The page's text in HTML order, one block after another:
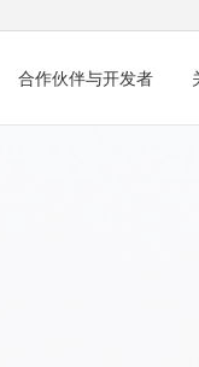
合作伙伴与开发者